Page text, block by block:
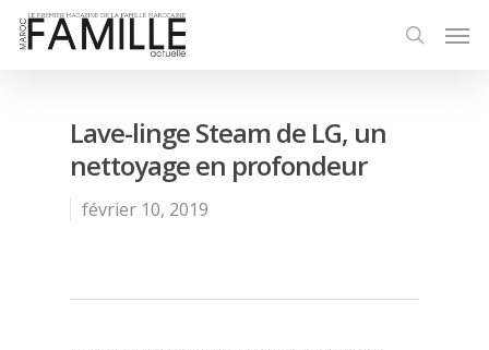
Lave-linge Steam de LG, un
nettoyage en profondeur
février 10, 2019